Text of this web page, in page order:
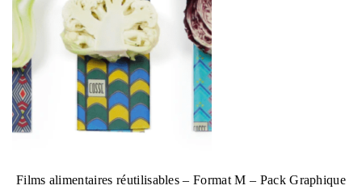
Films alimentaires réutilisables – Format M – Pack Graphique